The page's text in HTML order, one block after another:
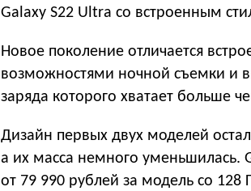
Galaxy S22 Ultra со встроенным
Новое поколение отличается
возможностями ночной съемки и
заряда которого хватает больше
Дизайн первых двух моделей
а их масса немного уменьшилась.
от 79 990 рублей за модель со